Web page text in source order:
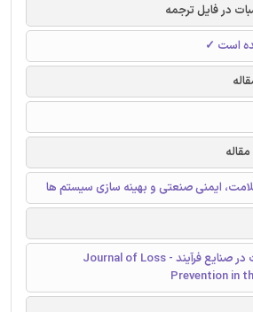
در فایل ترجمه
است ✓
ایمنی صنعتی و بهینه سازی سیستم ها
مجله پیشگیری از خسارت در صنایع فرآیند - Journal of Loss
Prevention in